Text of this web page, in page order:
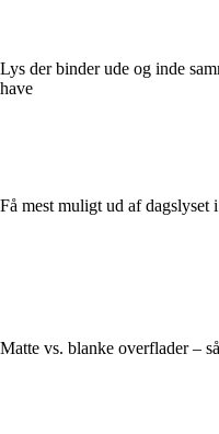
Lys der binder ude og inde
have
Få mest muligt ud af
Matte vs. blanke overflader –